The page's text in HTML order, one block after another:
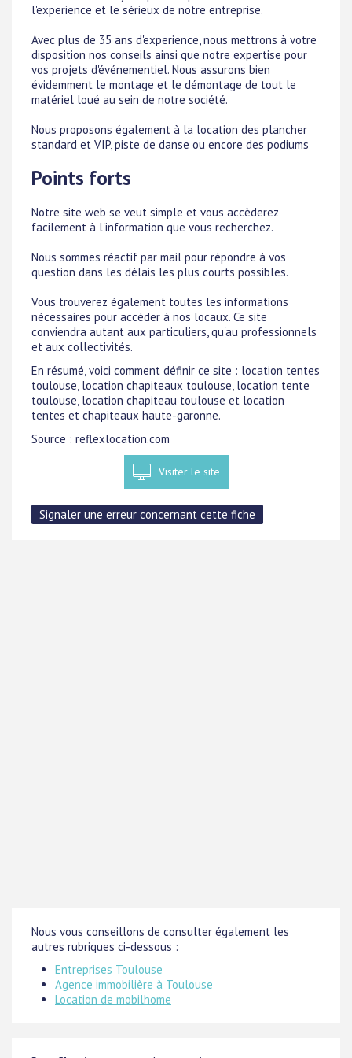
l'experience et le sérieux de notre entreprise.
Avec plus de 35 ans d'experience, nous mettrons à votre
disposition nos conseils ainsi que notre expertise pour
vos projets d'événementiel. Nous assurons bien
évidemment le montage et le démontage de tout le
matériel loué au sein de notre société.
Nous proposons également à la location des plancher
standard et VIP, piste de danse ou encore des podiums
Points forts
Notre site web se veut simple et vous accèderez
facilement à l'information que vous recherchez.
Nous sommes réactif par mail pour répondre à vos
question dans les délais les plus courts possibles.
Vous trouverez également toutes les informations
nécessaires pour accéder à nos locaux. Ce site
conviendra autant aux particuliers, qu'au professionnels
et aux collectivités.
En résumé, voici comment définir ce site : location tentes
toulouse, location chapiteaux toulouse, location tente
toulouse, location chapiteau toulouse et location
tentes et chapiteaux haute-garonne.
Source : reflexlocation.com
Visiter le site
Nous vous conseillons de consulter également les
autres rubriques ci-dessous :
Entreprises Toulouse
Agence immobilière à Toulouse
Location de mobilhome